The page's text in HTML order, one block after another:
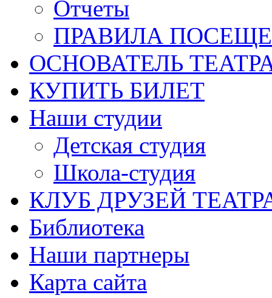
Отчеты
ПРАВИЛА
ОСНОВАТЕЛЬ
КУПИТЬ БИЛЕТ
Наши студии
Детская студия
Школа-студия
КЛУБ ДРУЗЕЙ
Библиотека
Наши партнеры
Карта сайта